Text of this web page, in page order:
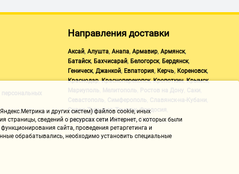
Направления доставки
Аксай, Алушта, Анапа, Армавир, Армянск,
Батайск, Бахчисарай, Белогорск, Бердянск,
Геническ, Джанкой, Евпатория, Керчь, Кореновск,
Краснодар,Красноперекопск,Кропоткин,Крымск,
Мариуполь Мелитополь Ростов на Дону Саки
Севастополь Симферополь Славянск-на-Кубани
Судак,Таганрог,Темрюк,Феодосия
Черноморское ,Щелкино,Ялта
и других систем) файлов cookie, иных
страницы, сведений о ресурсах сети Интернет, с которых были
сайта, проведения ретаргетинга и
обрабатывались, необходимо установить специальные